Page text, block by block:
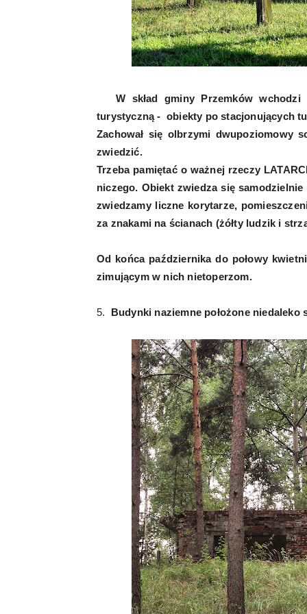
W skład gminy Przemków wchodzi
turystyczną - obiekty po stacjonujących
Zachował się olbrzymi dwupoziomowy
zwiedzić.
Trzeba pamiętać o ważnej rzeczy
niczego. Obiekt zwiedza się
zwiedzamy liczne korytarze,
za znakami na ścianach (żółty ludzik i
Od końca października do połowy
zimującym w nich nietoperzom.
5. Budynki naziemne położone niedaleko